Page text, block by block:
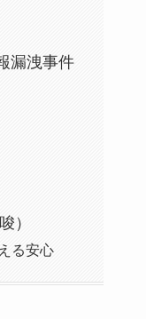
漏洩事件
）
る安心